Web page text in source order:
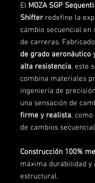
El MOZA SGP
Shifter redefine la
cambio secuencial en
de carreras.
de grado aeronáutico
alta resistencia, este
combina materiales
ingeniería de
una sensación de
firme y realista,
de cambios
Construcción 100%
máxima durabilidad y
estructural.